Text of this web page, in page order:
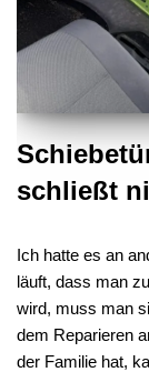
schließt
Ich hatte es an
läuft, dass man
wird, muss man
dem Reparieren
der Familie hat,